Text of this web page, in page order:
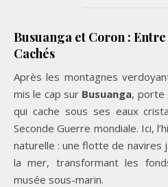
Busuanga et Coron : Entre
Cachés
Après les montagnes
mis le cap sur Busuanga, porte
qui cache sous ses eaux
Seconde Guerre mondiale. Ici,
naturelle : une flotte de navires
la mer, transformant les
musée sous-marin.